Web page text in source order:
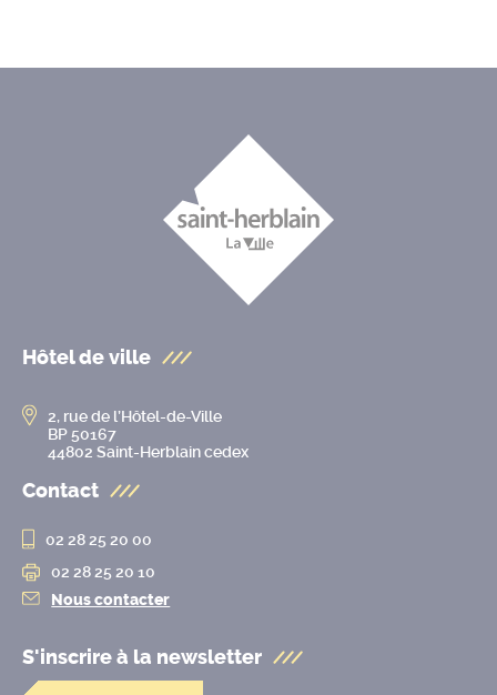
Hôtel de ville
2, rue de l’Hôtel-de-Ville
BP 50167
44802 Saint-Herblain cedex
Contact
02 28 25 20 00
02 28 25 20 10
Nous contacter
S'inscrire à la newsletter